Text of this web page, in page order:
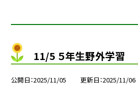
11/5 ５年生野外学習
公開日 2025/11/05 更新日 2025/11/06